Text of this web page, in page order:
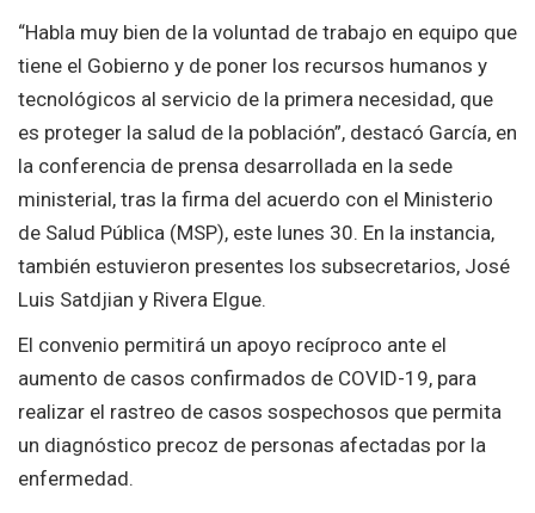
“Habla muy bien de la voluntad de trabajo en equipo que
tiene el Gobierno y de poner los recursos humanos y
tecnológicos al servicio de la primera necesidad, que
es proteger la salud de la población”, destacó García, en
la conferencia de prensa desarrollada en la sede
ministerial, tras la firma del acuerdo con el Ministerio
de Salud Pública (MSP), este lunes 30. En la instancia,
también estuvieron presentes los subsecretarios, José
Luis Satdjian y Rivera Elgue.
El convenio permitirá un apoyo recíproco ante el
aumento de casos confirmados de COVID-19, para
realizar el rastreo de casos sospechosos que permita
un diagnóstico precoz de personas afectadas por la
enfermedad.